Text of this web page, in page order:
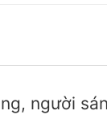
người